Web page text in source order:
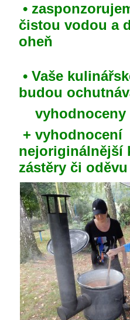
•
čistou vodou a
oheň
• Vaše
budou
vyhodnoceny
+ vyhodnocení
nejoriginálnější
zástěry či